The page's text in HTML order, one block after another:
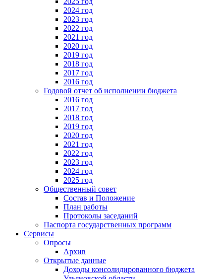
2024 год
2023 год
2022 год
2021 год
2020 год
2019 год
2018 год
2017 год
2016 год
Годовой отчет об исполнении бюджета
2016 год
2017 год
2018 год
2019 год
2020 год
2021 год
2022 год
2023 год
2024 год
2025 год
Общественный совет
Состав и Положение
План работы
Протоколы заседаний
Паспорта государственных программ
Сервисы
Опросы
Архив
Открытые данные
Доходы консолидированного бюджета